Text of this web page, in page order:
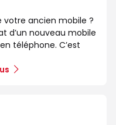
votre ancien mobile ?
d’un nouveau mobile
téléphone. C’est